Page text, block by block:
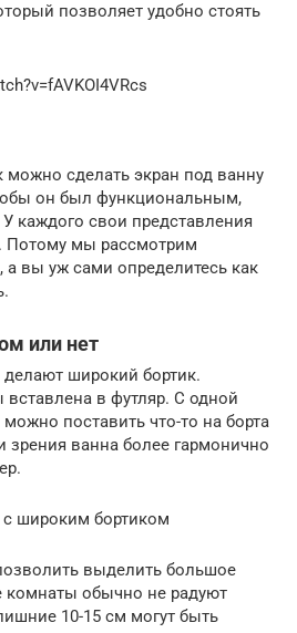
позволяет удобно стоять
можно сделать экран под ванну
он был функциональным,
каждого свои представления
Потому мы рассмотрим
вы уж сами определитесь как
или нет
широкий бортик.
вставлена в футляр. С одной
поставить что-то на борта
зрения ванна более гармонично
широким бортиком
выделить большое
комнаты обычно не радуют
10-15 см могут быть